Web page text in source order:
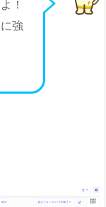
！
強